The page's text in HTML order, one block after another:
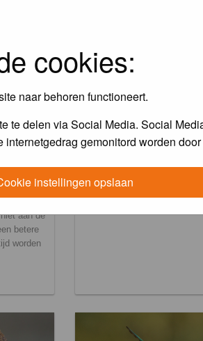
cookies:
naar behoren functioneert.
te delen via Social Media. Social
gemonitord worden
instellingen opslaan
aan de
betere
worden
Maandopdracht
maandopdracht.